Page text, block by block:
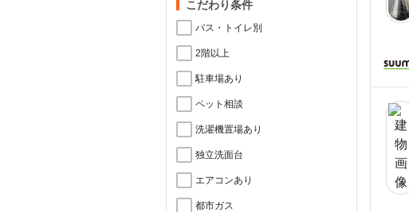
こだわり条件
バス・トイレ別
2階以上
駐車場あり
ペット相談
洗濯機置場あり
独立洗面台
エアコンあり
都市ガス